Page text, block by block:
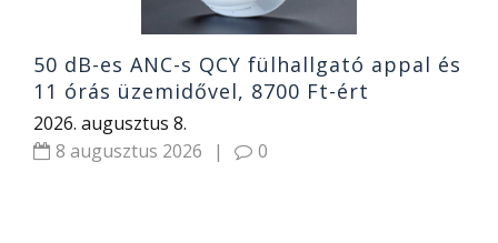
50 dB-es ANC-s QCY fülhallgató appal és
11 órás üzemidővel, 8700 Ft-ért
2026. augusztus 8.
8 augusztus 2026
| 0